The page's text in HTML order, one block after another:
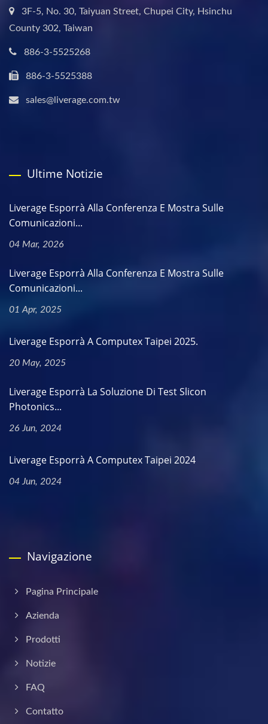
3F-5, No. 30, Taiyuan Street, Chupei City, Hsinchu
County 302, Taiwan
886-3-5525268
886-3-5525388
sales@liverage.com.tw
Ultime Notizie
Liverage Esporrà Alla Conferenza E Mostra Sulle
Comunicazioni...
04 Mar, 2026
Liverage Esporrà Alla Conferenza E Mostra Sulle
Comunicazioni...
01 Apr, 2025
Liverage Esporrà A Computex Taipei 2025.
20 May, 2025
Liverage Esporrà La Soluzione Di Test Slicon
Photonics...
26 Jun, 2024
Liverage Esporrà A Computex Taipei 2024
04 Jun, 2024
Navigazione
Pagina Principale
Azienda
Prodotti
Notizie
FAQ
Contatto